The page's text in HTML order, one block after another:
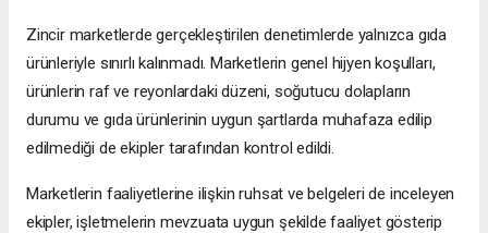
Zincir marketlerde gerçekleştirilen denetimlerde yalnızca gıda
ürünleriyle sınırlı kalınmadı. Marketlerin genel hijyen koşulları,
ürünlerin raf ve reyonlardaki düzeni, soğutucu dolapların
durumu ve gıda ürünlerinin uygun şartlarda muhafaza edilip
edilmediği de ekipler tarafından kontrol edildi.
Marketlerin faaliyetlerine ilişkin ruhsat ve belgeleri de inceleyen
ekipler, işletmelerin mevzuata uygun şekilde faaliyet gösterip